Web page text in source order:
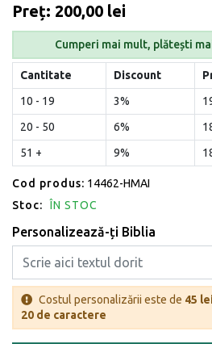
Preț: 200,00 lei
Cumperi mai mult, plătești
Cantitate Discount
10 - 19
3%
20 - 50
6%
51 +
9%
Cod produs: 14462-HMAI
Stoc:
ÎN STOC
Personalizează-ți Biblia
Costul personalizării este de 45
20 de caractere